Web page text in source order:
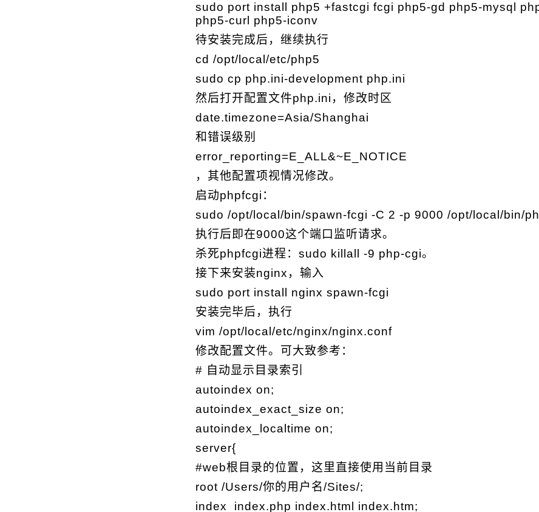
sudo port install php5 +fastcgi fcgi php5-gd php5-mysql
php5-curl php5-iconv
待安装完成后，继续执行
cd /opt/local/etc/php5
sudo cp php.ini-development php.ini
然后打开配置文件php.ini，修改时区
date.timezone=Asia/Shanghai
和错误级别
error_reporting=E_ALL&~E_NOTICE
，其他配置项视情况修改。
启动phpfcgi：
sudo /opt/local/bin/spawn-fcgi -C 2 -p 9000 /opt/local/bin/
执行后即在9000这个端口监听请求。
杀死phpfcgi进程：sudo killall -9 php-cgi。
接下来安装nginx，输入
sudo port install nginx spawn-fcgi
安装完毕后，执行
vim /opt/local/etc/nginx/nginx.conf
修改配置文件。可大致参考：
# 自动显示目录索引
autoindex on;
autoindex_exact_size on;
autoindex_localtime on;
server{
#web根目录的位置，这里直接使用当前目录
root /Users/你的用户名/Sites/;
index index.php index.html index.htm;